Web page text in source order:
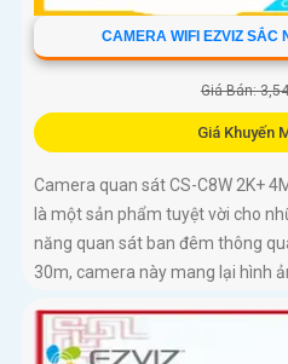
CAMERA WIFI EZVIZ SẮC
Giá Bán:
Giá Khuyến
Camera quan sát CS-C8W 2K+
là một sản phẩm tuyệt vời cho
năng quan sát ban đêm thông
30m, camera này mang lại hình